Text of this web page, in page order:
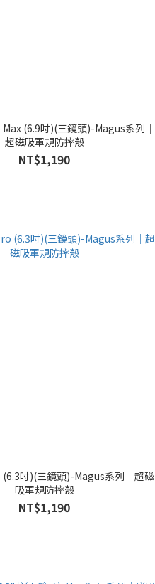
(6.9吋)(三鏡頭)-Magus系列｜
超磁吸軍規防摔殼
NT$1,190
吋)(三鏡頭)-Magus系列｜超磁
吸軍規防摔殼
NT$1,190